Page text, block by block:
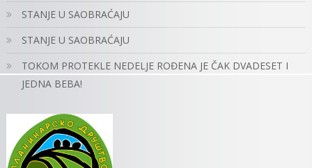
STANJE U SAOBRAĆAJU
STANJE U SAOBRAĆAJU
TOKOM PROTEKLE NEDELJE ROĐENA JE ČAK DVADESET I
JEDNA BEBA!